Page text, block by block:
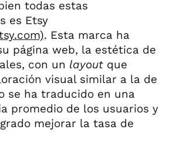
todas estas
es Etsy
. Esta marca ha
página web, la estética de
con un layout que
visual similar a la de
se ha traducido en una
promedio de los usuarios y
mejorar la tasa de